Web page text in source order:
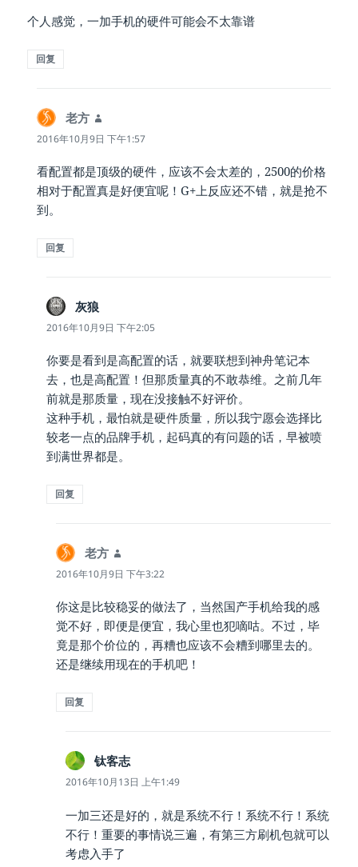
个人感觉，一加手机的硬件可能会不太靠谱
回复
老方
道：
2016年10月9日 下午1:57
看配置都是顶级的硬件，应该不会太差的，2500的价格
相对于配置真是好便宜呢！G+上反应还不错，就是抢不
到。
回复
灰狼
道：
2016年10月9日 下午2:05
你要是看到是高配置的话，就要联想到神舟笔记本
去，也是高配置！但那质量真的不敢恭维。之前几年
前就是那质量，现在没接触不好评价。
这种手机，最怕就是硬件质量，所以我宁愿会选择比
较老一点的品牌手机，起码真的有问题的话，早被喷
到满世界都是。
回复
老方
道：
2016年10月9日 下午3:22
你这是比较稳妥的做法了，当然国产手机给我的感
觉不好，即便是便宜，我心里也犯嘀咕。不过，毕
竟是那个价位的，再糟也应该不会糟到哪里去的。
还是继续用现在的手机吧！
回复
钛客志说
道：
2016年10月13日 上午1:49
一加三还是好的，就是系统不行！系统不行！系统
不行！重要的事情说三遍，有第三方刷机包就可以
考虑入手了